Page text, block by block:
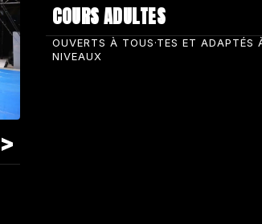
COURS ADULTES
OUVERTS À TOUS·TES ET ADAPTÉS
NIVEAUX